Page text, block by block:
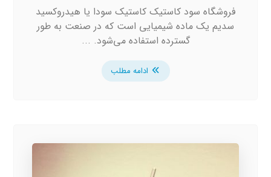
فروشگاه سود کاستیک کاستیک سودا یا هیدروکسید
سدیم یک ماده شیمیایی است که در صنعت به طور
گسترده استفاده می‌شود. ...
ادامه مطلب